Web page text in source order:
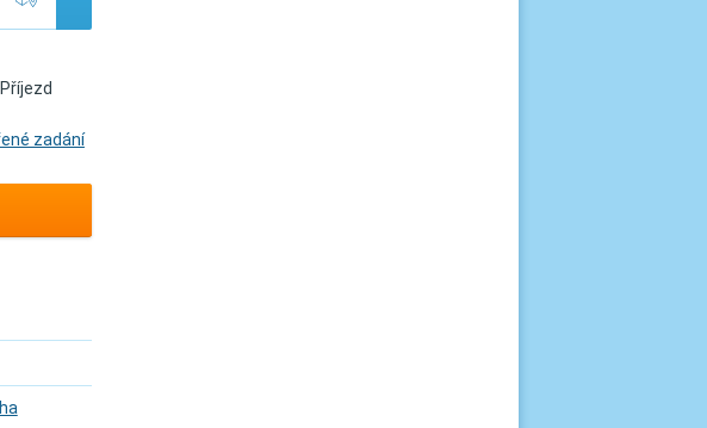
Příjezd
zadání